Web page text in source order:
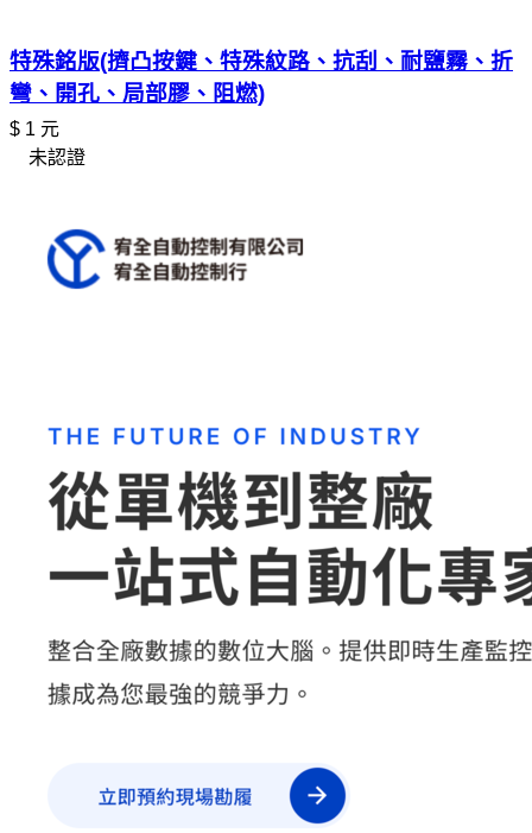
特殊銘版(擠凸按鍵、特殊紋路、抗刮、耐鹽霧、折
彎、開孔、局部膠、阻燃)
$ 1 元
未認證